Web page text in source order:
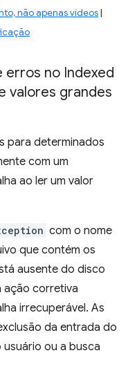
não apenas vídeos|
erros no Indexed
valores grandes
para determinados
com um
ao ler um valor
com o nome
que contém os
ausente do disco
ação corretiva
irrecuperável. As
da entrada do
ou a busca